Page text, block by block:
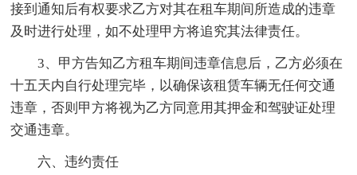
接到通知后有权要求乙方对其在租车期间所造成的违章
及时进行处理，如不处理甲方将追究其法律责任。
3、甲方告知乙方租车期间违章信息后，乙方必须在
十五天内自行处理完毕，以确保该租赁车辆无任何交通
违章，否则甲方将视为乙方同意用其押金和驾驶证处理
交通违章。
六、违约责任